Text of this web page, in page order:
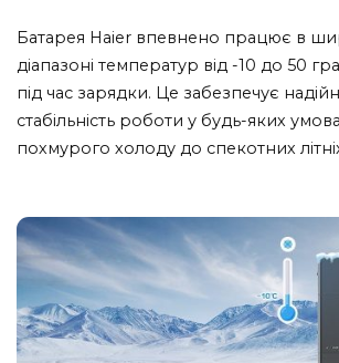
Батарея Haier впевнено працює в
діапазоні температур від -10 до 50
під час зарядки. Це забезпечує
стабільність роботи у будь-яких
похмурого холоду до спекотних